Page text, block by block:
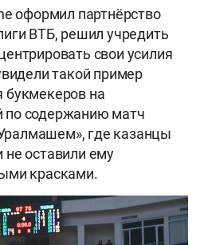
оформил партнёрство
ВТБ, решил учредить
свои усилия
такой пример
букмекеров на
по содержанию матч
где казанцы
не оставили ему
красками.